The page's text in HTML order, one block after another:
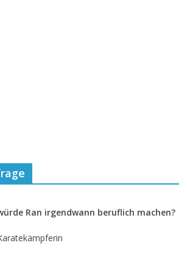
Ran irgendwann beruflich machen?